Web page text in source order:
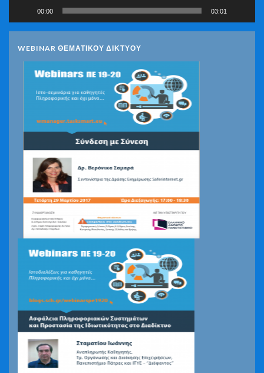
00:00 03:01
WEBINAR ΘΕΜΑΤΙΚΟΥ ΔΙΚΤΥΟΥ